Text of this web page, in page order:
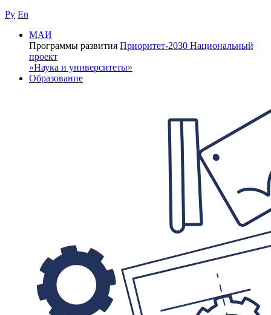
Ру En
МАИ
Программы развития Приоритет-2030 Национальный
проект
«Наука и университеты»
Образование